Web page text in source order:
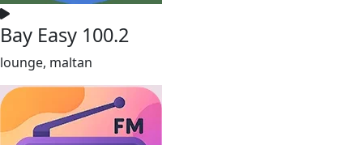
Bay Easy 100.2
lounge, maltan